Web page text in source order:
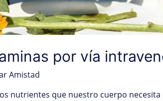
por vía
Amistad
nutrientes que nuestro cuerpo